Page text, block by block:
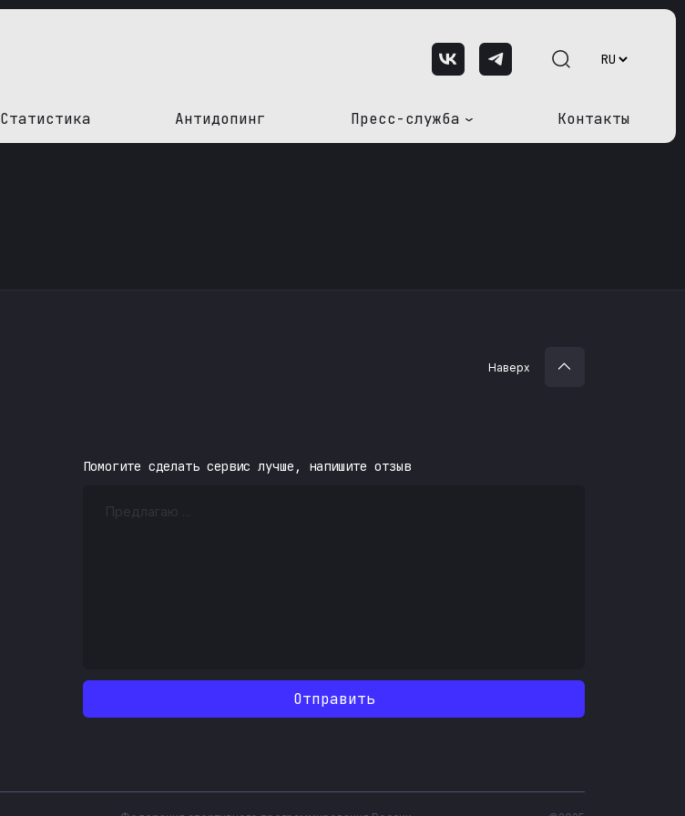
Статистика Антидопинг Пресс-служба
Контакты
Наверх
Помогите сделать сервис лучше, напишите отзыв